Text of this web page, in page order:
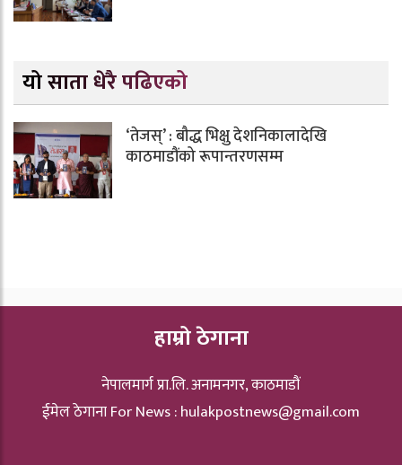
यो साता धेरै पढिएको
‘तेजस्’ : बौद्ध भिक्षु देशनिकालादेखि
काठमाडौंको रूपान्तरणसम्म
हाम्रो ठेगाना
नेपालमार्ग प्रा.लि. अनामनगर, काठमाडौं
ईमेल ठेगाना For News :hulakpostnews@gmail.com